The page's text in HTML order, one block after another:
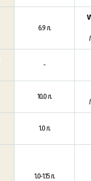
6.9 л.
-
10.0 л.
1.0 л.
1.0-1.15 л.